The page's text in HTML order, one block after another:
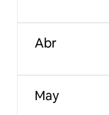
Abr
May